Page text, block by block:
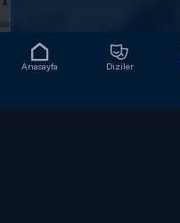
Anasayfa Diziler